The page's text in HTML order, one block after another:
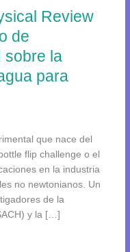
Review
de
sobre la
para
que nace del
flip challenge o el
en la industria
no newtonianos. Un
de la
y la […]